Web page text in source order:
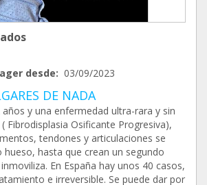
desde: 03/09/2023
DE NADA
y una enfermedad ultra-rara y sin
Fibrodisplasia Osificante Progresiva),
tendones y articulaciones se
hasta que crean un segundo
En España hay unos 40 casos,
e irreversible. Se puede dar por